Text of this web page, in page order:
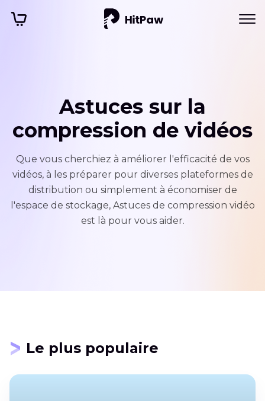
Astuces sur la
compression de vidéos
Que vous cherchiez à améliorer l'efficacité de vos
vidéos, à les préparer pour diverses plateformes de
distribution ou simplement à économiser de
l'espace de stockage, Astuces de compression vidéo
est là pour vous aider.
Le plus populaire